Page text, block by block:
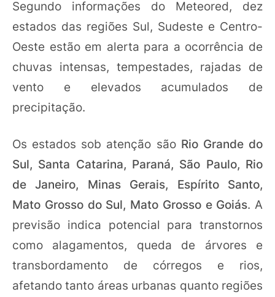
Segundo informações do Meteored, dez
estados das regiões Sul, Sudeste e Centro-
Oeste estão em alerta para a ocorrência de
chuvas intensas, tempestades, rajadas de
vento e elevados acumulados de
precipitação.
Os estados sob atenção são Rio Grande do
Sul, Santa Catarina, Paraná, São Paulo, Rio
de Janeiro, Minas Gerais, Espírito Santo,
Mato Grosso do Sul, Mato Grosso e Goiás. A
previsão indica potencial para transtornos
como alagamentos, queda de árvores e
transbordamento de córregos e rios,
afetando tanto áreas urbanas quanto regiões